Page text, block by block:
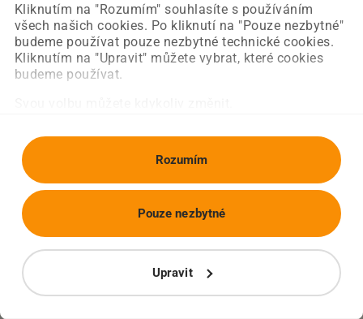
Kliknutím na "Rozumím" souhlasíte s používáním
všech našich cookies. Po kliknutí na "Pouze nezbytné"
budeme používat pouze nezbytné technické cookies.
Kliknutím na "Upravit" můžete vybrat, které cookies
budeme používat.
Rozumím
Upravit
Pouze nezbytné
Obnovit stránku Úvodní strana